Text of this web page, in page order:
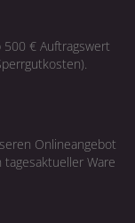
€ Auftragswert
Onlineangebot
Ware